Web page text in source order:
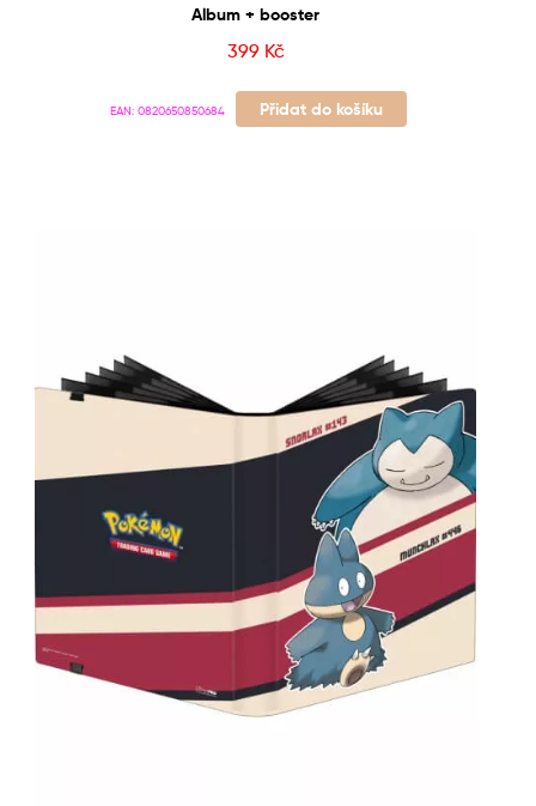
Album + booster
399 Kč
EAN: 0820650850684 Přidat do košíku